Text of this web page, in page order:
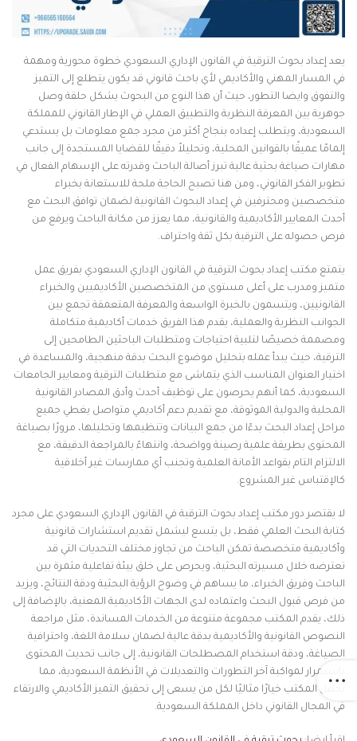
يعد إعداد بحوث الترقية في القانون الإداري السعودي خطوة محورية ومهمة
في المسار المهني والأكاديمي لأي باحث قانوني قد يكون يتطلع إلى التميز
والتفوق وايضا التطور، حيث أن هذا النوع من البحوث يشكل حلقة وصل
جوهرية بين المعرفة النظرية والتطبيق العملي في الإطار القانوني للمملكة
السعودية، ويتطلب إعداده بنجاح أكثر من مجرد جمع معلومات بل يستدعي
إلمامًا عميقًا بالقوانين المحلية، وتحليلاً دقيقًا للقضايا المستجدة إلى جانب
مهارات صياغة بحثية عالية تبرز أصالة الباحث وقدرته على الإسهام الفعال في
تطوير الفكر القانوني، ومن هنا تصبح الحاجة ملحة للاستعانة بخبراء
متخصصين ومحترفين في إعداد البحوث القانونية لضمان توافق البحث مع
أحدث المعايير الأكاديمية والقانونية، مما يعزز من مكانة الباحث ويرفع من
فرص حصوله على الترقية بكل ثقة واحتراف.
يتمتع مكتب إعداد بحوث الترقية في القانون الإداري السعودي بفريق عمل
متميز ومدرب على أعلى مستوى من المتخصصين الأكاديميين والخبراء
القانونيين، ويتسمون بالخبرة الواسعة والمعرفة المتعمقة تجمع بين
الجوانب النظرية والعملية، يقدم هذا الفريق خدمات أكاديمية متكاملة
ومصممة خصيصًا لتلبية احتياجات ومتطلبات الباحثين الطامحين إلى
الترقية، حيث يبدأ عمله بتحليل موضوع البحث بدقة منهجية، والمساعدة في
اختيار العنوان المناسب الذي يتماشى مع متطلبات الترقية ومعايير الجامعات
السعودية، كما أنهم يحرصون على توظيف أحدث وأدق المصادر القانونية
المحلية والدولية الموثوقة، مع تقديم دعم أكاديمي متواصل يغطي جميع
مراحل إعداد البحث بدءًا من جمع البيانات وتنظيمها وتحليلها، مرورًا بصياغة
المحتوى بطريقة علمية رصينة وواضحة، وانتهاءً بالمراجعة الدقيقة، مع
الالتزام التام بقواعد الأمانة العلمية وتجنب أي ممارسات غير أخلاقية
كالإقتباس غير المشروع.
لا يقتصر دور مكتب إعداد بحوث الترقية في القانون الإداري السعودي على مجرد
كتابة البحث العلمي فقط، بل يتسع ليشمل تقديم استشارات قانونية
وأكاديمية متخصصة تمكن الباحث من تجاوز مختلف التحديات التي قد
تعترضه خلال مسيرته البحثية، ويحرص على خلق بيئة تفاعلية مثمرة بين
الباحث وفريق الخبراء، ما يساهم في وضوح الرؤية البحثية ودقة النتائج، ويزيد
من فرص قبول البحث واعتماده لدى الجهات الأكاديمية المعنية، بالإضافة إلى
ذلك، يقدم المكتب مجموعة متنوعة من الخدمات المساندة، مثل مراجعة
النصوص القانونية والأكاديمية بدقة عالية لضمان سلامة اللغة، واحترافية
الصياغة، ودقة استخدام المصطلحات القانونية، إلى جانب تحديث المحتوى
باستمرار لمواكبة آخر التطورات والتعديلات في الأنظمة السعودية، مما
يجعل المكتب خيارًا مثاليًا لكل من يسعى إلى تحقيق التميز الأكاديمي والارتقاء
في المجال القانوني داخل المملكة السعودية.